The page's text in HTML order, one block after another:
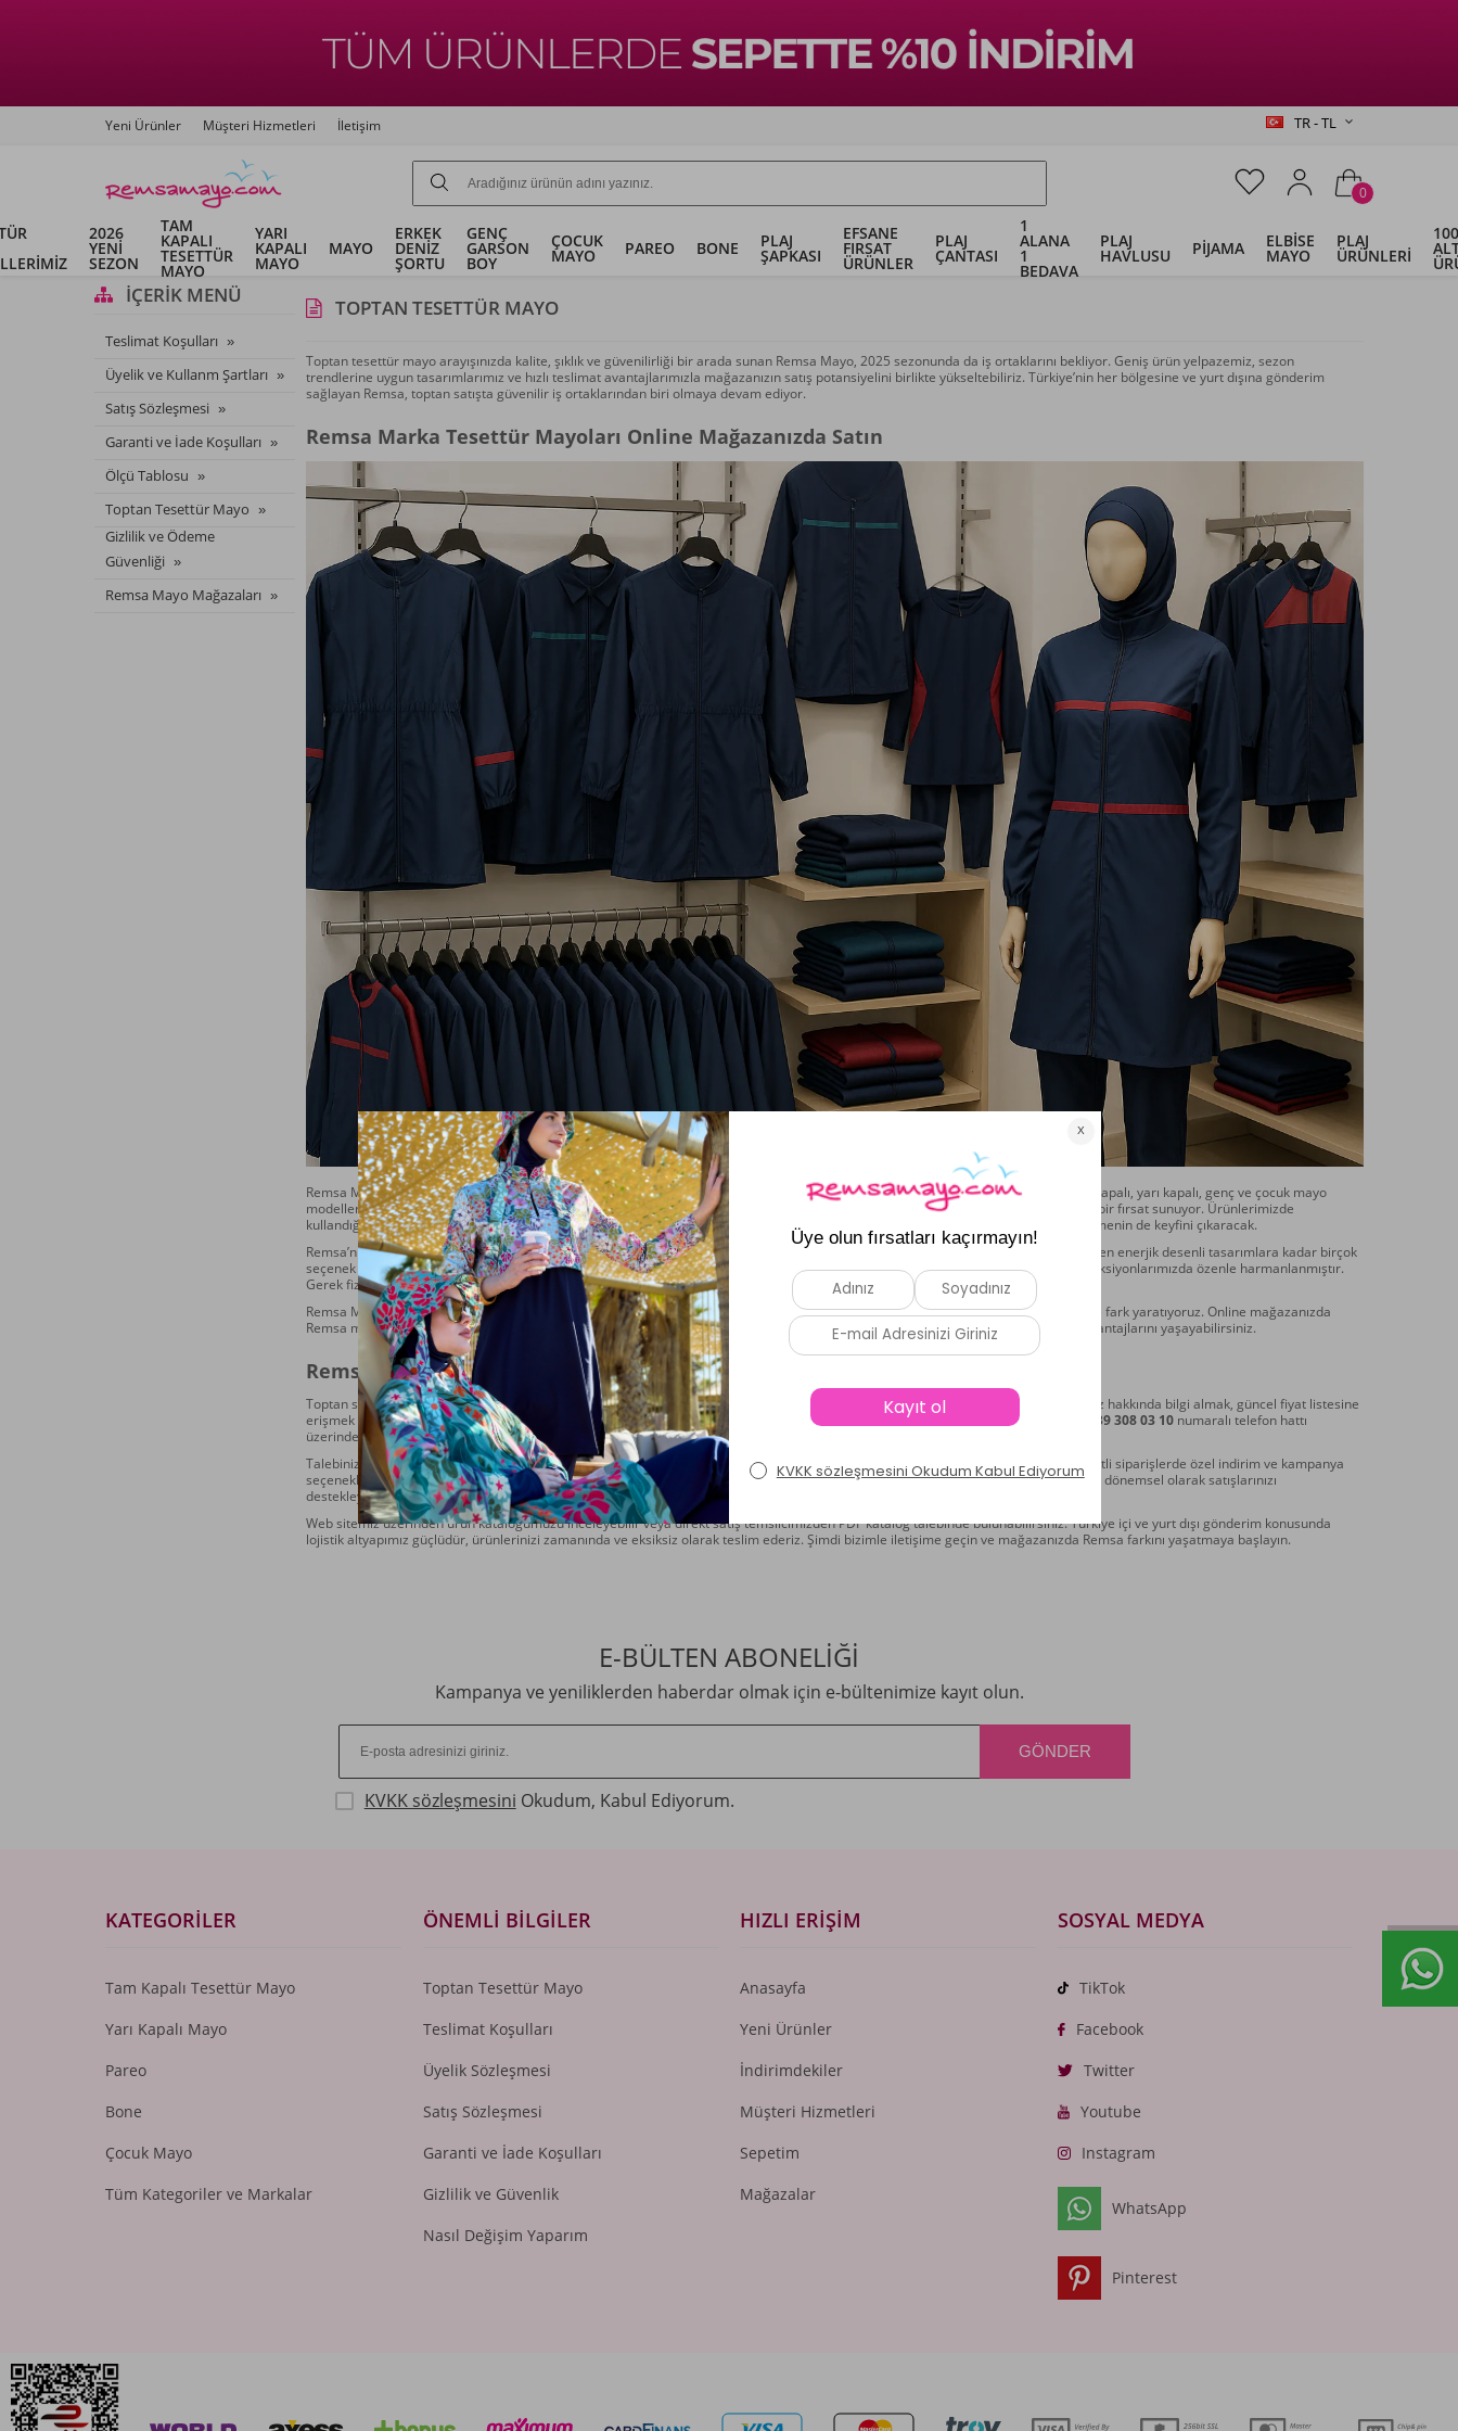
Yeni Ürünler Müşteri Hizmetleri İletişim TR - TL
0
2026
YENİ
SEZON
TAM
KAPALI
TESETTÜR
MAYO
YARI
KAPALI
MAYO
MAYO
ERKEK
DENİZ
ŞORTU
GENÇ
GARSON
BOY
ÇOCUK
MAYO PAREO BONE PLAJ
ŞAPKASI
EFSANE
FIRSAT
ÜRÜNLER
PLAJ
ÇANTASI
1
ALANA
1
BEDAVA
PLAJ
HAVLUSU PİJAMA ELBİSE
MAYO
PLAJ
ÜRÜNLERİ
İÇERIK MENÜ
Teslimat Koşulları
Üyelik ve Kullanm Şartları
Satış Sözleşmesi
Garanti ve İade Koşulları
Ölçü Tablosu
Toptan Tesettür Mayo
Gizlilik ve Ödeme
Güvenliği
Remsa Mayo Mağazaları
TOPTAN TESETTÜR MAYO
Toptan tesettür mayo arayışınızda kalite, şıklık ve güvenilirliği bir arada sunan Remsa Mayo, 2025 sezonunda da iş ortaklarını bekliyor. Geniş ürün yelpazemiz, sezon
trendlerine uygun tasarımlarımız ve hızlı teslimat avantajlarımızla mağazanızın satış potansiyelini birlikte yükseltebiliriz. Türkiye’nin her bölgesine ve yurt dışına gönderim
sağlayan Remsa, toptan satışta güvenilir iş ortaklarından biri olmaya devam ediyor.
Remsa Marka Tesettür Mayoları Online Mağazanızda Satın
Remsa Mayo 2025 sezonunda da sektöre yön verentesettür mayotasarımlarını toptan satış fırsatlarıyla sizlerle buluşturuyor. Tam kapalı, yarı kapalı, genç ve çocuk mayo
modelleriyle her yaş grubuna ve farklı zevklere hitap eden koleksiyonlarımız, mağazanızın ürün çeşitliliğini artırmak için mükemmel bir fırsat sunuyor. Ürünlerimizde
kullandığımız su itici, hızlı kuruyan ve nefes alabilen kumaşlar sayesinde müşterileriniz yalnızca şık değil, aynı zamanda rahat hissetmenin de keyfini çıkaracak.
Remsa’nın tasarım anlayışı, her kadının kendini özgür ve zarif hissedebileceği modern çizgilerle bütünleşmiştir. Klasik düz modellerden enerjik desenli tasarımlara kadar birçok
seçenek sayesinde mağazanızda geniş bir hedef kitleye ulaşabilirsiniz. Ayrıca yaz sezonunun en çok tercih edilen renk paletleri, koleksiyonlarımızda özenle harmanlanmıştır.
Gerek fiziksel mağazalar gerekse e-ticaret siteleri için uygun olan bu ürünler, görsel sunum açısından da dikkat çekici özellikler taşır.
Remsa Mayo olarak sizinle uzun soluklu bir iş birliği kurmak istiyoruz. Ürün kalitemiz, stok sürekliliğimiz ve satış sonrası desteğimizle fark yaratıyoruz. Online mağazanızda
Remsa markalı tesettür mayoları satışa sunarak hem müşteri memnuniyetini artırabilir hem de güvenilir bir markayla çalışmanın avantajlarını yaşayabilirsiniz.
Remsa Mayo’ya Toptan Satış İçin Nasıl Ulaşabilirim? +90 539 308 03 10’a Ulaşın
Toptan sipariş vermek isteyen işletme sahipleri için Remsa Mayo’ya ulaşmak son derece kolay ve hızlıdır. Tüm ürün koleksiyonlarımız hakkında bilgi almak, güncel fiyat listesine
erişmek ya da özel toptan kampanyalarımızdan yararlanmak için hemen bizimle iletişime geçebilirsiniz. Satış temsilcilerimize
+90 539 308 03 10 numaralı telefon hattı
üzerinden ulaşabilir, dilerseniz WhatsApp üzerinden doğrudan yazabilirsiniz.
Talebinize uygun ürün çeşitlerini ve adet bilgilerini ilettiğinizde, en kısa sürede size özel fiyat teklifimizi sunuyoruz. Ayrıca yüksek adetli siparişlerde özel indirim ve kampanya
seçeneklerimizle toptan alımlarınızı daha avantajlı hale getiriyoruz. İster sezon başında büyük bir koleksiyon oluşturmak isteyin, ister dönemsel olarak satışlarınızı
destekleyecek ek ürünler arıyor olun, Remsa Mayo profesyonel yaklaşımıyla tüm ihtiyaçlarınıza çözüm sunar.
Web sitemiz üzerinden ürün kataloğumuzu inceleyebilir veya direkt satış temsilcimizden PDF katalog talebinde bulunabilirsiniz. Türkiye içi ve yurt dışı gönderim konusunda
lojistik altyapımız güçlüdür, ürünlerinizi zamanında ve eksiksiz olarak teslim ederiz. Şimdi bizimle iletişime geçin ve mağazanızda Remsa farkını yaşatmaya başlayın.
E-BÜLTEN ABONELİĞİ
Kampanya ve yeniliklerden haberdar olmak için e-bültenimize kayıt olun.
KVKK sözleşmesini Okudum, Kabul Ediyorum.
KATEGORILER
Tam Kapalı Tesettür Mayo
Yarı Kapalı Mayo
Pareo
Bone
Çocuk Mayo
Tüm Kategoriler ve Markalar
ÖNEMLI BILGILER
Toptan Tesettür Mayo
Teslimat Koşulları
Üyelik Sözleşmesi
Satış Sözleşmesi
Garanti ve İade Koşulları
Gizlilik ve Güvenlik
Nasıl Değişim Yaparım
HIZLI ERIŞIM
Anasayfa
Yeni Ürünler
İndirimdekiler
Müşteri Hizmetleri
Sepetim
Mağazalar
SOSYAL MEDYA
TikTok
Facebook
Twitter
Youtube
Instagram
WhatsApp
Pinterest